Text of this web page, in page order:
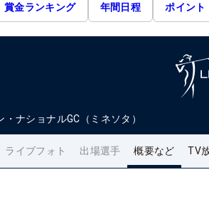
賞金ランキング 年間日程 ポイント
ナショナルGC（ミネソタ）
ライブフォト 出場選手 概要など TV